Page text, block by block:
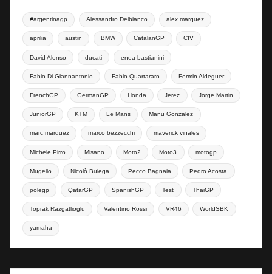
#argentinagp Alessandro Delbianco alex marquez
aprilia austin BMW CatalanGP CIV
David Alonso ducati enea bastianini
Fabio Di Giannantonio Fabio Quartararo Fermin Aldeguer
FrenchGP GermanGP Honda Jerez Jorge Martin
JuniorGP KTM Le Mans Manu Gonzalez
marc marquez marco bezzecchi maverick vinales
Michele Pirro Misano Moto2 Moto3 motogp
Mugello Nicolò Bulega Pecco Bagnaia Pedro Acosta
polegp QatarGP SpanishGP Test ThaiGP
Toprak Razgatlioglu Valentino Rossi VR46 WorldSBK
yamaha